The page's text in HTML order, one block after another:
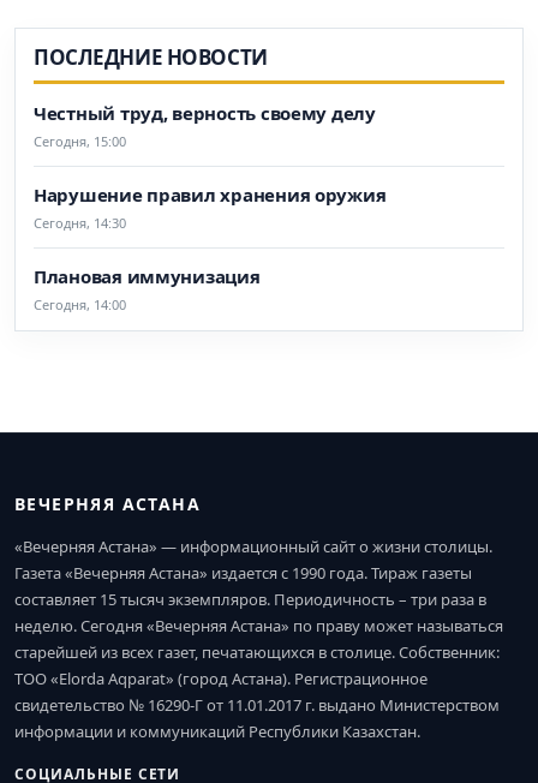
ПОСЛЕДНИЕ НОВОСТИ
Честный труд, верность своему делу
Сегодня, 15:00
Нарушение правил хранения оружия
Сегодня, 14:30
Плановая иммунизация
Сегодня, 14:00
ВЕЧЕРНЯЯ АСТАНА
«Вечерняя Астана» — информационный сайт о жизни столицы.
Газета «Вечерняя Астана» издается с 1990 года. Тираж газеты
составляет 15 тысяч экземпляров. Периодичность – три раза в
неделю. Сегодня «Вечерняя Астана» по праву может называться
старейшей из всех газет, печатающихся в столице. Собственник:
ТОО «Elorda Aqparat» (город Астана). Регистрационное
свидетельство № 16290-Г от 11.01.2017 г. выдано Министерством
информации и коммуникаций Республики Казахстан.
СОЦИАЛЬНЫЕ СЕТИ